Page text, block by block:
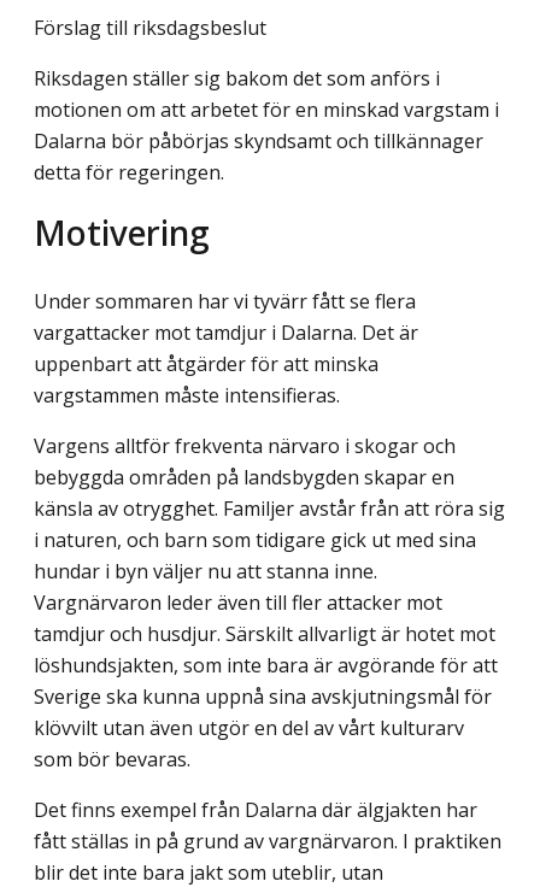
Förslag till riksdagsbeslut
Riksdagen ställer sig bakom det som anförs i
motionen om att arbetet för en minskad vargstam i
Dalarna bör påbörjas skyndsamt och tillkännager
detta för regeringen.
Motivering
Under sommaren har vi tyvärr fått se flera
vargattacker mot tamdjur i Dalarna. Det är
uppenbart att åtgärder för att minska
vargstammen måste intensifieras.
Vargens alltför frekventa närvaro i skogar och
bebyggda områden på landsbygden skapar en
känsla av otrygghet. Familjer avstår från att röra sig
i naturen, och barn som tidigare gick ut med sina
hundar i byn väljer nu att stanna inne.
Vargnärvaron leder även till fler attacker mot
tamdjur och husdjur. Särskilt allvarligt är hotet mot
löshundsjakten, som inte bara är avgörande för att
Sverige ska kunna uppnå sina avskjutningsmål för
klövvilt utan även utgör en del av vårt kulturarv
som bör bevaras.
Det finns exempel från Dalarna där älgjakten har
fått ställas in på grund av vargnär­varon. I praktiken
blir det inte bara jakt som uteblir, utan